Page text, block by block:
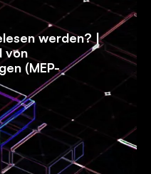
werden? |
von
(MEP-